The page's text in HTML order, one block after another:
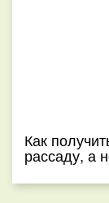
Как
рассаду, а